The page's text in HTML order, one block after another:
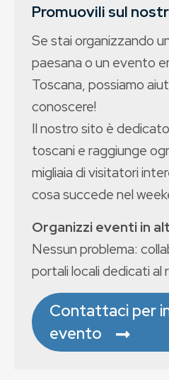
Promuovili sul
Se stai organizzando
paesana o un evento
Toscana, possiamo
conoscere!
Il nostro sito è
toscani e raggiunge
migliaia di visitatori
cosa succede nel
Organizzi eventi in
Nessun problema:
portali locali dedicati al
Contattaci per
evento